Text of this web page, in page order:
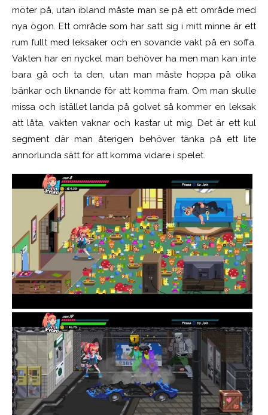
möter på, utan ibland måste man se på ett område med
nya ögon. Ett område som har satt sig i mitt minne är ett
rum fullt med leksaker och en sovande vakt på en soffa.
Vakten har en nyckel man behöver ha men man kan inte
bara gå och ta den, utan man måste hoppa på olika
bänkar och liknande för att komma fram. Om man skulle
missa och istället landa på golvet så kommer en leksak
att låta, vakten vaknar och kastar ut mig. Det är ett kul
segment där man återigen behöver tänka på ett lite
annorlunda sätt för att komma vidare i spelet.